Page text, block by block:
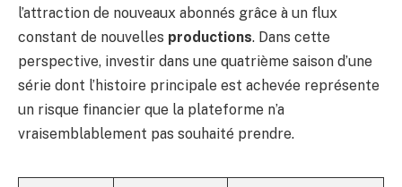
l’attraction de nouveaux abonnés grâce à un flux
constant de nouvelles productions. Dans cette
perspective, investir dans une quatrième saison d’une
série dont l’histoire principale est achevée représente
un risque financier que la plateforme n’a
vraisemblablement pas souhaité prendre.